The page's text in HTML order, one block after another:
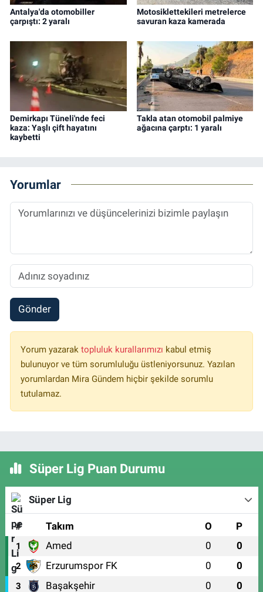
Antalya'da otomobiller
çarpıştı: 2 yaralı
Motosiklettekileri metrelerce
savuran kaza kamerada
Demirkapı Tüneli'nde feci
kaza: Yaşlı çift hayatını
kaybetti
Takla atan otomobil palmiye
ağacına çarptı: 1 yaralı
Yorumlar
Gönder
Yorum yazarak topluluk kurallarımızı kabul etmiş
bulunuyor ve tüm sorumluluğu üstleniyorsunuz. Yazılan
yorumlardan Mira Gündem hiçbir şekilde sorumlu
tutulamaz.
Süper Lig Puan Durumu
Süper Lig
# Takım O P
1 Amed 0 0
2 Erzurumspor FK 0 0
3 Başakşehir 0 0